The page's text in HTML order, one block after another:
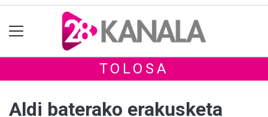
TOLOSA
Aldi baterako erakusketa